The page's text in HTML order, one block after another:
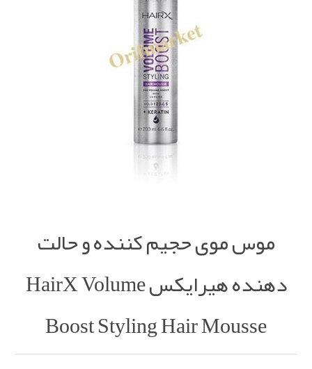
موس موی حجیم کننده و حالت
دهنده هیرایکس HairX Volume
Boost Styling Hair Mousse